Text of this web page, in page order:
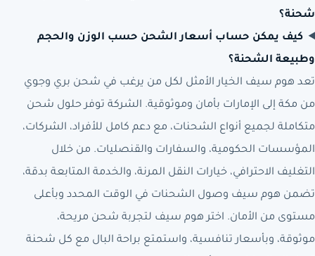
شحنة؟
كيف يمكن حساب أسعار الشحن حسب الوزن والحجم
وطبيعة الشحنة؟
تعد هوم سيف الخيار الأمثل لكل من يرغب في شحن بري وجوي
من مكة إلى الإمارات بأمان وموثوقية. الشركة توفر حلول شحن
متكاملة لجميع أنواع الشحنات، مع دعم كامل للأفراد، الشركات،
المؤسسات الحكومية، والسفارات والقنصليات. من خلال
التغليف الاحترافي، خيارات النقل المرنة، والخدمة المتابعة بدقة،
تضمن هوم سيف وصول الشحنات في الوقت المحدد وبأعلى
مستوى من الأمان. اختر هوم سيف لتجربة شحن مريحة،
موثوقة، وبأسعار تنافسية، واستمتع براحة البال مع كل شحنة